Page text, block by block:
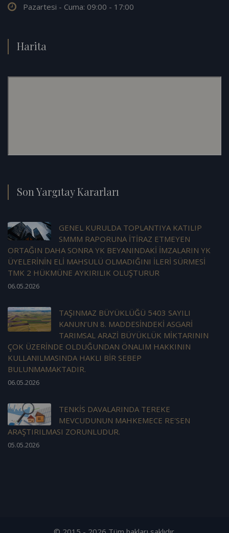
Pazartesi - Cuma: 09:00 - 17:00
Harita
Son Yargıtay Kararları
GENEL KURULDA TOPLANTIYA KATILIP
SMMM RAPORUNA İTİRAZ ETMEYEN
ORTAĞIN DAHA SONRA YK BEYANINDAKİ İMZALARIN YK
ÜYELERİNİN ELİ MAHSULÜ OLMADIĞINI İLERİ SÜRMESİ
TMK 2 HÜKMÜNE AYKIRILIK OLUŞTURUR
06.05.2026
TAŞINMAZ BÜYÜKLÜĞÜ 5403 SAYILI
KANUN’UN 8. MADDESİNDEKİ ASGARİ
TARIMSAL ARAZİ BÜYÜKLÜK MİKTARININ
ÇOK ÜZERİNDE OLDUĞUNDAN ÖNALIM HAKKININ
KULLANILMASINDA HAKLI BİR SEBEP
BULUNMAMAKTADIR.
06.05.2026
TENKİS DAVALARINDA TEREKE
MEVCUDUNUN MAHKEMECE RE'SEN
ARAŞTIRILMASI ZORUNLUDUR.
05.05.2026